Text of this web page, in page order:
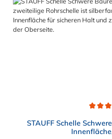
STAUFF Schelle